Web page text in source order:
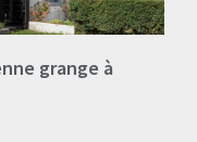
grange à